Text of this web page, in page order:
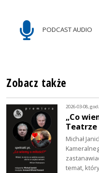
PODCAST AUDIO
Zobacz także
2026-03-08,
„Co
Teatrze
Michał
temat,